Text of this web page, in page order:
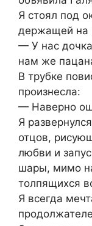
Я стоял под
держащей на
— У нас
нам же
В трубке
произнесла:
— Наверно
Я
отцов,
любви и
шары, мимо
толпящихся
Я всегда